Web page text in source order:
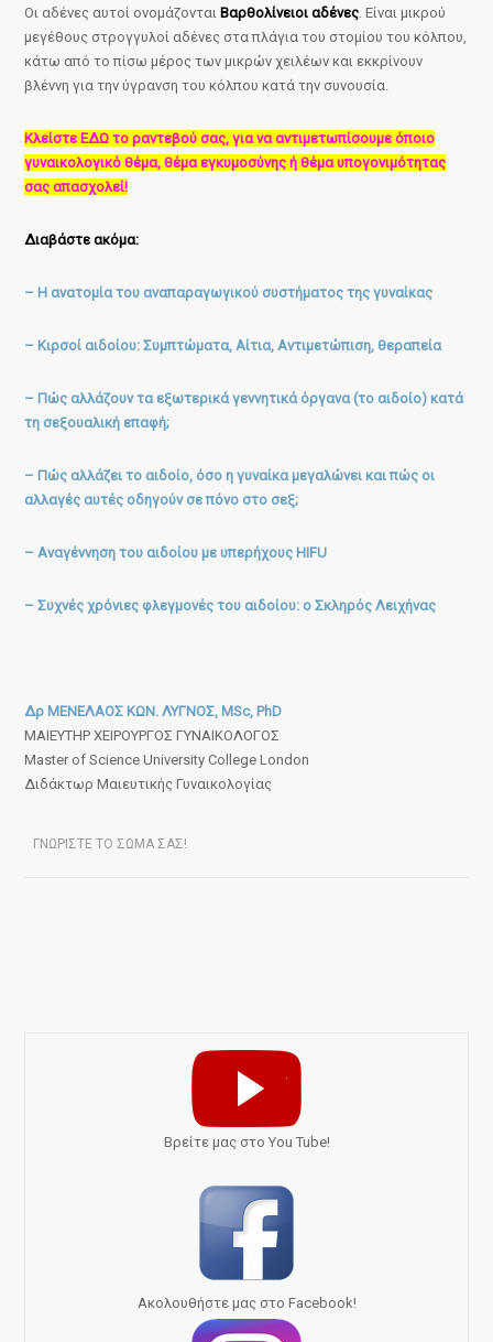
Οι αδένες αυτοί ονομάζονται Βαρθολίνειοι αδένες. Είναι μικρού
μεγέθους στρογγυλοί αδένες στα πλάγια του στομίου του κόλπου,
κάτω από το πίσω μέρος των μικρών χειλέων και εκκρίνουν
βλέννη για την ύγρανση του κόλπου κατά την συνουσία.
Κλείστε ΕΔΩ το ραντεβού σας, για να αντιμετωπίσουμε όποιο
γυναικολογικό θέμα, θέμα εγκυμοσύνης ή θέμα υπογονιμότητας
σας απασχολεί!
Διαβάστε ακόμα:
– Η ανατομία του αναπαραγωγικού συστήματος της γυναίκας
– Κιρσοί αιδοίου: Συμπτώματα, Αίτια, Αντιμετώπιση, θεραπεία
– Πώς αλλάζουν τα εξωτερικά γεννητικά όργανα (το αιδοίο) κατά
τη σεξουαλική επαφή;
– Πώς αλλάζει το αιδοίο, όσο η γυναίκα μεγαλώνει και πώς οι
αλλαγές αυτές οδηγούν σε πόνο στο σεξ;
– Αναγέννηση του αιδοίου με υπερήχους HIFU
– Συχνές χρόνιες φλεγμονές του αιδοίου: ο Σκληρός Λειχήνας
Δρ ΜΕΝΕΛΑΟΣ ΚΩΝ. ΛΥΓΝΟΣ, MSc, PhD
ΜΑΙΕΥΤΗΡ ΧΕΙΡΟΥΡΓΟΣ ΓΥΝΑΙΚΟΛΟΓΟΣ
Master of Science University College London
Διδάκτωρ Μαιευτικής Γυναικολογίας
ΓΝΩΡΙΣΤΕ ΤΟ ΣΩΜΑ ΣΑΣ!
Bρείτε μας στο You Tube!
Ακολουθήστε μας στο Facebook!